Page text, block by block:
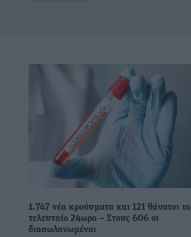
1.747 νέα κρούσματα και 121 θάνατοι το
τελευταίο 24ωρο – Στους 606 οι
διασωληνωμένοι